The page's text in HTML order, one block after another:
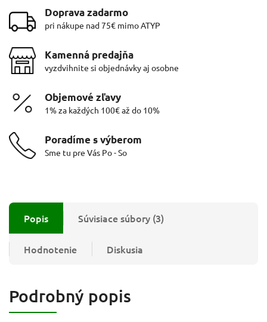
Doprava zadarmo
pri nákupe nad 75€ mimo ATYP
Kamenná predajňa
vyzdvihnite si objednávky aj osobne
Objemové zľavy
1% za každých 100€ až do 10%
Poradíme s výberom
Sme tu pre Vás Po - So
Popis Súvisiace súbory (3)
Hodnotenie Diskusia
Podrobný popis